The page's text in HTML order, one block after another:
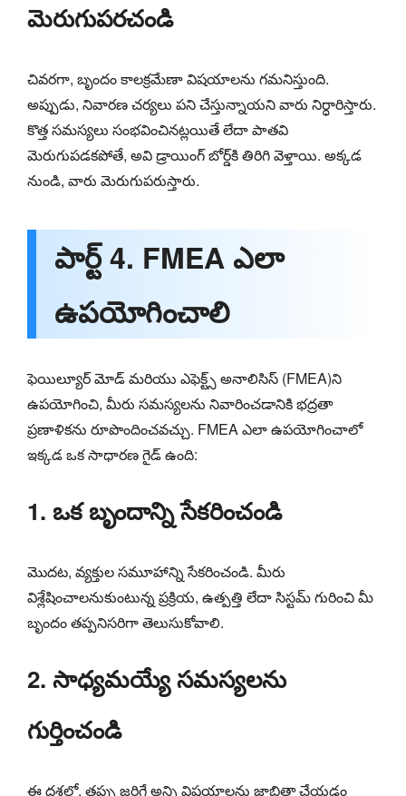
మెరుగుపరచండి
చివరగా, బృందం కాలక్రమేణా విషయాలను గమనిస్తుంది.
అప్పుడు, నివారణ చర్యలు పని చేస్తున్నాయని వారు నిర్ధారిస్తారు.
కొత్త సమస్యలు సంభవించినట్లయితే లేదా పాతవి
మెరుగుపడకపోతే, అవి డ్రాయింగ్ బోర్డ్‌కి తిరిగి వెళ్తాయి. అక్కడ
నుండి, వారు మెరుగుపరుస్తారు.
పార్ట్ 4. FMEA ఎలా
ఉపయోగించాలి
ఫెయిల్యూర్ మోడ్ మరియు ఎఫెక్ట్స్ అనాలిసిస్ (FMEA)ని
ఉపయోగించి, మీరు సమస్యలను నివారించడానికి భద్రతా
ప్రణాళికను రూపొందించవచ్చు. FMEA ఎలా ఉపయోగించాలో
ఇక్కడ ఒక సాధారణ గైడ్ ఉంది:
1. ఒక బృందాన్ని సేకరించండి
మొదట, వ్యక్తుల సమూహాన్ని సేకరించండి. మీరు
విశ్లేషించాలనుకుంటున్న ప్రక్రియ, ఉత్పత్తి లేదా సిస్టమ్ గురించి మీ
బృందం తప్పనిసరిగా తెలుసుకోవాలి.
2. సాధ్యమయ్యే సమస్యలను
గుర్తించండి
ఈ దశలో, తప్పు జరిగే అన్ని విషయాలను జాబితా చేయడం